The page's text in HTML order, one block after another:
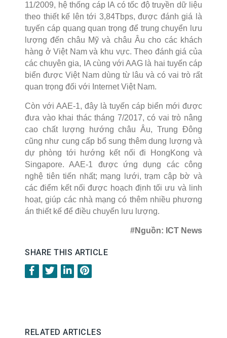
11/2009, hệ thống cáp IA có tốc độ truyền dữ liệu
theo thiết kế lên tới 3,84Tbps, được đánh giá là
tuyến cáp quang quan trọng để trung chuyển lưu
lượng đến châu Mỹ và châu Âu cho các khách
hàng ở Việt Nam và khu vực. Theo đánh giá của
các chuyên gia, IA cùng với AAG là hai tuyến cáp
biển được Việt Nam dùng từ lâu và có vai trò rất
quan trọng đối với Internet Việt Nam.
Còn với AAE-1, đây là tuyến cáp biển mới được
đưa vào khai thác tháng 7/2017, có vai trò nâng
cao chất lượng hướng châu Âu, Trung Đông
cũng như cung cấp bổ sung thêm dung lượng và
dự phòng tới hướng kết nối đi HongKong và
Singapore. AAE-1 được ứng dụng các công
nghệ tiên tiến nhất; mạng lưới, trạm cập bờ và
các điểm kết nối được hoạch định tối ưu và linh
hoạt, giúp các nhà mạng có thêm nhiều phương
án thiết kế để điều chuyển lưu lượng.
#Nguồn: ICT News
SHARE THIS ARTICLE
RELATED ARTICLES